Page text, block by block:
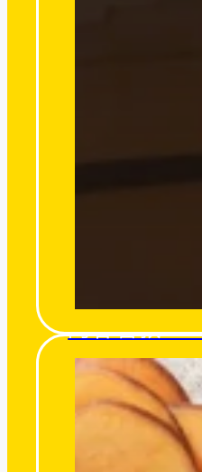
阿甘薯叔